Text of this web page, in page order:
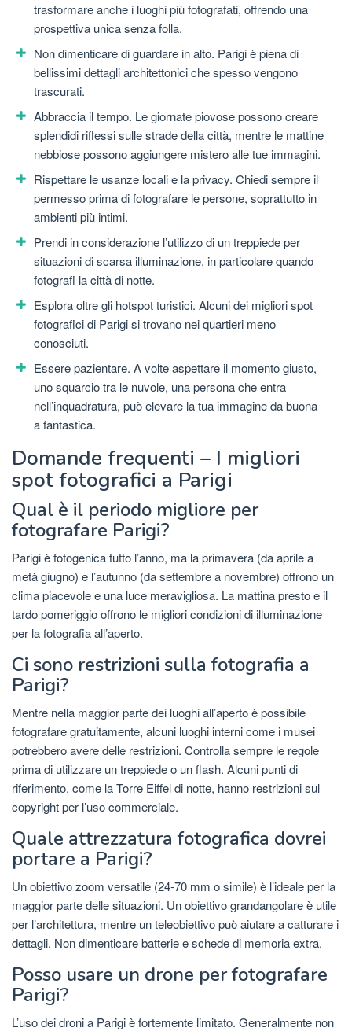
trasformare anche i luoghi più fotografati, offrendo una
prospettiva unica senza folla.
Non dimenticare di guardare in alto. Parigi è piena di
bellissimi dettagli architettonici che spesso vengono
trascurati.
Abbraccia il tempo. Le giornate piovose possono creare
splendidi riflessi sulle strade della città, mentre le mattine
nebbiose possono aggiungere mistero alle tue immagini.
Rispettare le usanze locali e la privacy. Chiedi sempre il
permesso prima di fotografare le persone, soprattutto in
ambienti più intimi.
Prendi in considerazione l’utilizzo di un treppiede per
situazioni di scarsa illuminazione, in particolare quando
fotografi la città di notte.
Esplora oltre gli hotspot turistici. Alcuni dei migliori spot
fotografici di Parigi si trovano nei quartieri meno
conosciuti.
Essere pazientare. A volte aspettare il momento giusto,
uno squarcio tra le nuvole, una persona che entra
nell’inquadratura, può elevare la tua immagine da buona
a fantastica.
Domande frequenti – I migliori
spot fotografici a Parigi
Qual è il periodo migliore per
fotografare Parigi?
Parigi è fotogenica tutto l’anno, ma la primavera (da aprile a
metà giugno) e l’autunno (da settembre a novembre) offrono un
clima piacevole e una luce meravigliosa. La mattina presto e il
tardo pomeriggio offrono le migliori condizioni di illuminazione
per la fotografia all’aperto.
Ci sono restrizioni sulla fotografia a
Parigi?
Mentre nella maggior parte dei luoghi all’aperto è possibile
fotografare gratuitamente, alcuni luoghi interni come i musei
potrebbero avere delle restrizioni. Controlla sempre le regole
prima di utilizzare un treppiede o un flash. Alcuni punti di
riferimento, come la Torre Eiffel di notte, hanno restrizioni sul
copyright per l’uso commerciale.
Quale attrezzatura fotografica dovrei
portare a Parigi?
Un obiettivo zoom versatile (24-70 mm o simile) è l’ideale per la
maggior parte delle situazioni. Un obiettivo grandangolare è utile
per l’architettura, mentre un teleobiettivo può aiutare a catturare i
dettagli. Non dimenticare batterie e schede di memoria extra.
Posso usare un drone per fotografare
Parigi?
L’uso dei droni a Parigi è fortemente limitato. Generalmente non